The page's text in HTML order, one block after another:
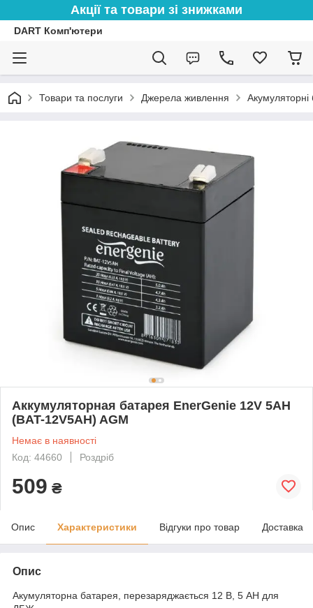
Акції та товари зі знижками
DART Комп'ютери
Товари та послуги Джерела живлення Акумуляторні
Аккумуляторная батарея EnerGenie 12V 5AH
(BAT-12V5AH) AGM
Немає в наявності
Код: 44660
Роздріб
509 ₴
Опис Характеристики Відгуки про товар Доставка
Опис
Акумуляторна батарея, перезаряджається 12 В, 5 АН для